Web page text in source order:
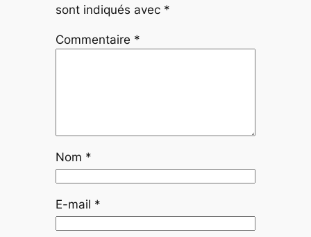
sont indiqués avec *
Commentaire *
Nom *
E-mail *